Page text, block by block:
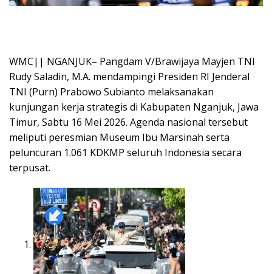
WMC|| NGANJUK– Pangdam V/Brawijaya Mayjen TNI
Rudy Saladin, M.A. mendampingi Presiden RI Jenderal
TNI (Purn) Prabowo Subianto melaksanakan
kunjungan kerja strategis di Kabupaten Nganjuk, Jawa
Timur, Sabtu 16 Mei 2026. Agenda nasional tersebut
meliputi peresmian Museum Ibu Marsinah serta
peluncuran 1.061 KDKMP seluruh Indonesia secara
terpusat.